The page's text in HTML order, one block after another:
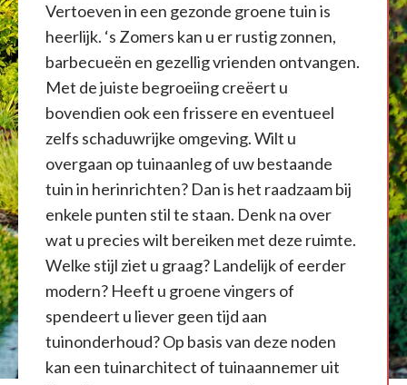
Vertoeven in een gezonde groene tuin is
heerlijk. ‘s Zomers kan u er rustig zonnen,
barbecueën en gezellig vrienden ontvangen.
Met de juiste begroeiing creëert u
bovendien ook een frissere en eventueel
zelfs schaduwrijke omgeving. Wilt u
overgaan op tuinaanleg of uw bestaande
tuin in herinrichten? Dan is het raadzaam bij
enkele punten stil te staan. Denk na over
wat u precies wilt bereiken met deze ruimte.
Welke stijl ziet u graag? Landelijk of eerder
modern? Heeft u groene vingers of
spendeert u liever geen tijd aan
tuinonderhoud? Op basis van deze noden
kan een tuinarchitect of tuinaannemer uit